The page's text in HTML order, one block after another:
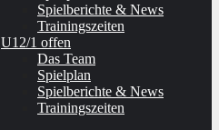
Spielberichte & News
Trainingszeiten
U12/1 offen
Das Team
Spielplan
Spielberichte & News
Trainingszeiten